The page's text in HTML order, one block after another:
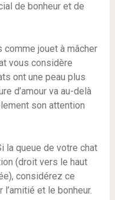
de bonheur et de
jouet à mâcher
vous considère
ont une peau plus
d’amour va au-delà
son attention
la queue de votre chat
(droit vers le haut
considérez ce
et le bonheur.